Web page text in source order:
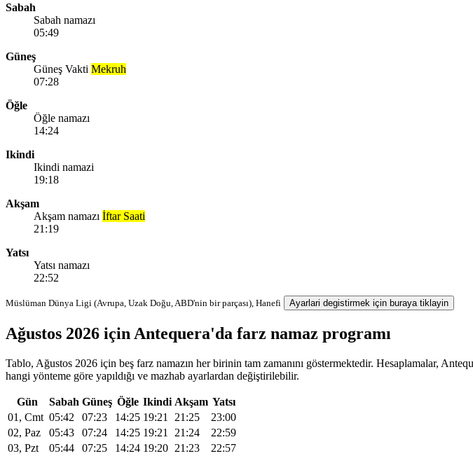
Sabah
Sabah namazı
05:49
Güneş
Güneş Vakti Mekruh
07:28
Öğle
Öğle namazı
14:24
Ikindi
Ikindi namazi
19:18
Akşam
Akşam namazı İftar Saati
21:19
Yatsı
Yatsı namazı
22:52
Müslüman Dünya Ligi (Avrupa, Uzak Doğu, ABD'nin bir parçası), Hanefi Ayarlari degistirmek için buraya tiklayin
Ağustos 2026 için Antequera'da farz namaz programı
Tablo, Ağustos 2026 için beş farz namazın her birinin tam zamanını göstermektedir. Hesaplamalar,
hangi yönteme göre yapıldığı ve mazhab ayarlardan değiştirilebilir.
Gün Sabah Güneş Öğle Ikindi Akşam Yatsı
01, Cmt 05:42 07:23 14:25 19:21 21:25
23:00
02, Paz
05:43 07:24 14:25 19:21 21:24
22:59
03, Pzt
05:44 07:25 14:24 19:20 21:23
22:57